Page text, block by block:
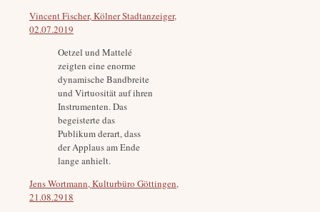
Vincent Fischer, Kölner Stadtanzeiger,
02.07.2019
Oetzel und Mattelé
zeigten eine enorme
dynamische Bandbreite
und Virtuosität auf ihren
Instrumenten. Das
begeisterte das
Publikum derart, dass
der Applaus am Ende
lange anhielt.
Jens Wortmann, Kulturbüro Göttingen,
21.08.2918